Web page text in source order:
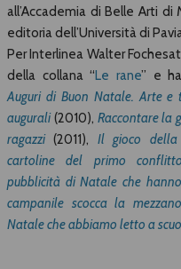
all’Accademia di Belle Arti
editoria dell’Università di
Per Interlinea Walter
della collana “Le rane” e
Auguri di Buon Natale. Arte e
augurali(2010), Raccontare la
ragazzi(2011),
Il gioco della
cartoline del primo
pubblicità di Natale che
campanile scocca la
Natale che abbiamo letto a